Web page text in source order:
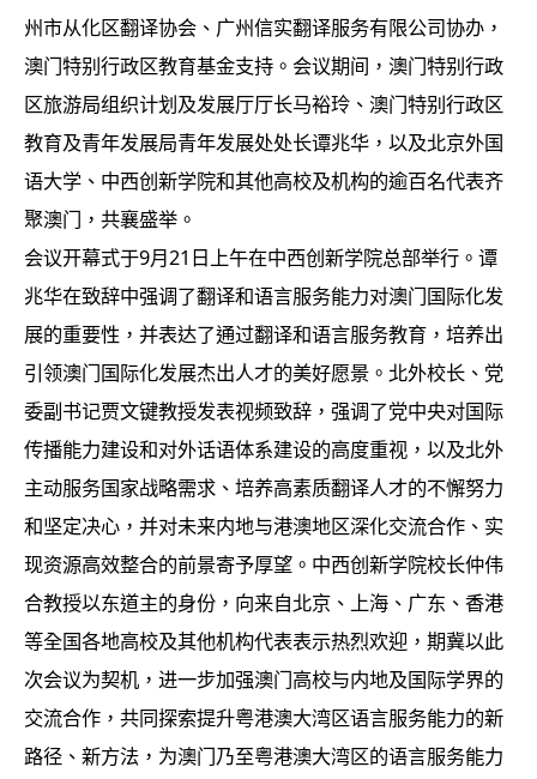
州市从化区翻译协会、广州信实翻译服务有限公司协办，
澳门特别行政区教育基金支持。会议期间，澳门特别行政
区旅游局组织计划及发展厅厅长马裕玲、澳门特别行政区
教育及青年发展局青年发展处处长谭兆华，以及北京外国
语大学、中西创新学院和其他高校及机构的逾百名代表齐
聚澳门，共襄盛举。
会议开幕式于9月21日上午在中西创新学院总部举行。谭
兆华在致辞中强调了翻译和语言服务能力对澳门国际化发
展的重要性，并表达了通过翻译和语言服务教育，培养出
引领澳门国际化发展杰出人才的美好愿景。北外校长、党
委副书记贾文键教授发表视频致辞，强调了党中央对国际
传播能力建设和对外话语体系建设的高度重视，以及北外
主动服务国家战略需求、培养高素质翻译人才的不懈努力
和坚定决心，并对未来内地与港澳地区深化交流合作、实
现资源高效整合的前景寄予厚望。中西创新学院校长仲伟
合教授以东道主的身份，向来自北京、上海、广东、香港
等全国各地高校及其他机构代表表示热烈欢迎，期冀以此
次会议为契机，进一步加强澳门高校与内地及国际学界的
交流合作，共同探索提升粤港澳大湾区语言服务能力的新
路径、新方法，为澳门乃至粤港澳大湾区的语言服务能力